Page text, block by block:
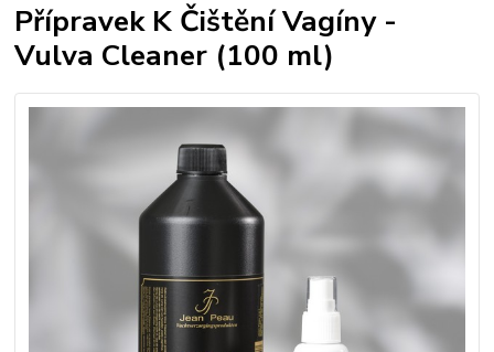
Přípravek K Čištění Vagíny -
Vulva Cleaner (100 ml)